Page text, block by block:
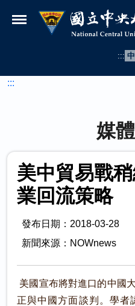
國立中央大學新
::: 中
:::
媒
美中貿易戰
業回流策略
發布日期：2018-03-28
新聞來源：NOWnews
美國宣布將對進口的中國
正與中國方面談判。學者